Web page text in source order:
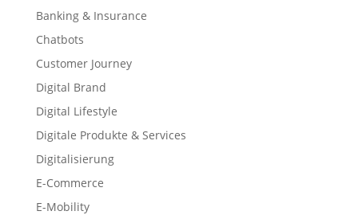
Banking & Insurance
Chatbots
Customer Journey
Digital Brand
Digital Lifestyle
Digitale Produkte & Services
Digitalisierung
E-Commerce
E-Mobility